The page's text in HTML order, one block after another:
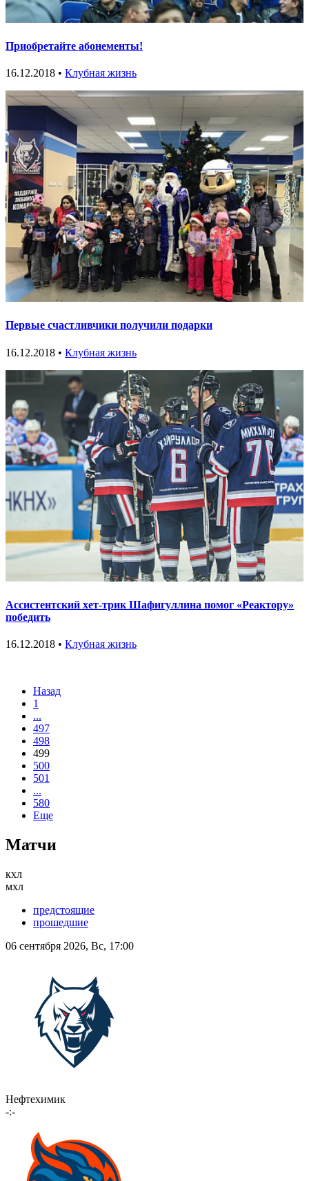
Приобретайте абонементы!
16.12.2018 • Клубная жизнь
Первые счастливчики получили подарки
16.12.2018 • Клубная жизнь
Ассистентский хет-трик Шафигуллина помог «Реактору»
победить
16.12.2018 • Клубная жизнь
Назад
1
...
497
498
499
500
501
...
580
Еще
Матчи
кхл
мхл
предстоящие
прошедшие
06 сентября 2026, Вс, 17:00
Нефтехимик
-:-